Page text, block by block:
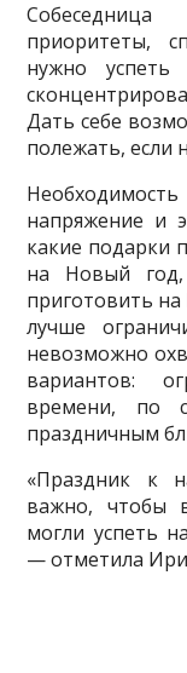
приоритеты,
нужно
Дать себе
полежать, если
напряжение и
какие подарки
на Новый
приготовить
лучше
невозможно
вариантов:
времени, по
праздничным
«Праздник к
важно, чтобы
могли успеть
— отметила